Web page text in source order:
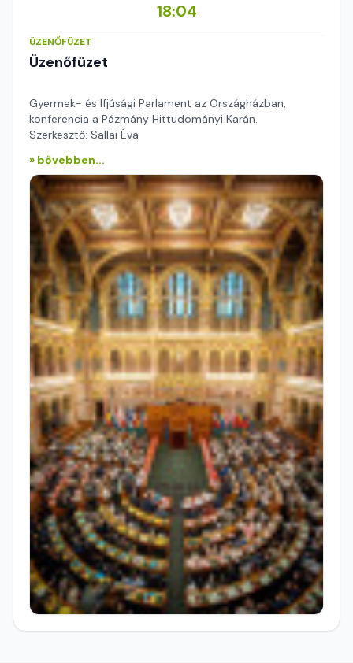
18:04
ÜZENŐFÜZET
Üzenőfüzet
Gyermek- és Ifjúsági Parlament az Országházban,
konferencia a Pázmány Hittudományi Karán.
Szerkesztő: Sallai Éva
» bővebben...